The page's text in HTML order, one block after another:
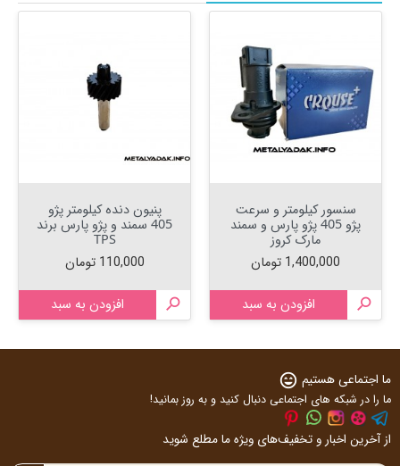
سنسور کیلومتر و سرعت
پژو 405 پژو پارس و سمند
مارک کروز
قیمت
1,400,000 تومان
 افزودن به سبد
پنیون دنده کیلومتر پژو
405 سمند و پژو پارس برند
TPS
قیمت
110,000 تومان
 افزودن به سبد
ما اجتماعی هستیم sentiment_very_satisfied
ما را در شبکه های اجتماعی دنبال کنید و به روز بمانید!
از آخرین اخبار و تخفیف‌های ویژه ما مطلع شوید